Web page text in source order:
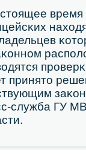
время
принято
служба ГУ